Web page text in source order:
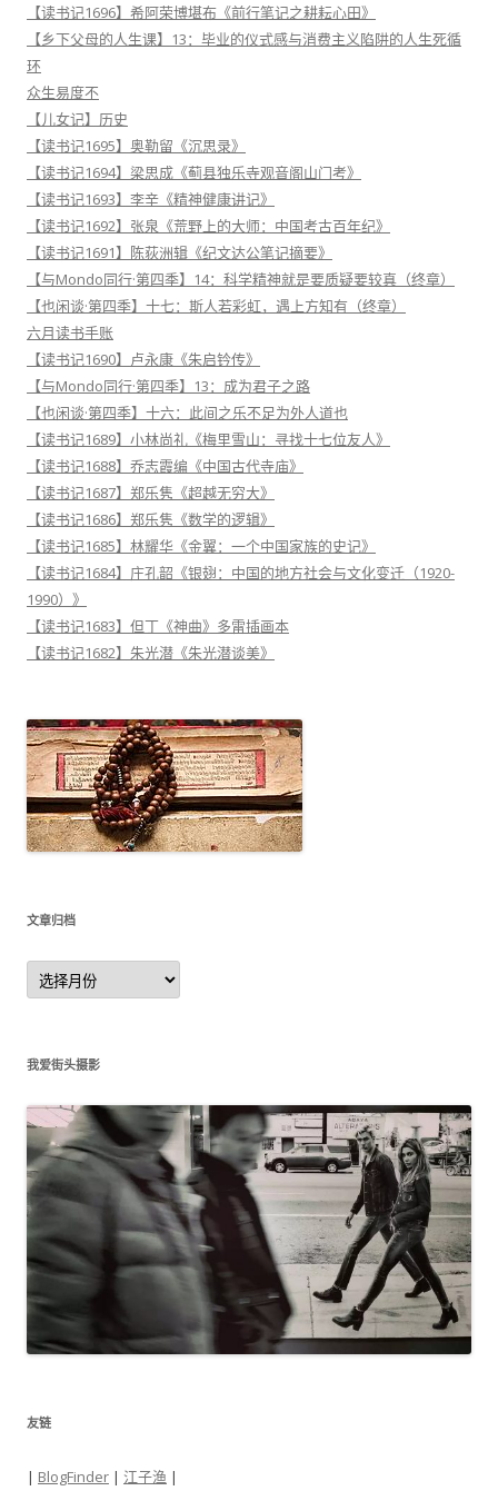
【读书记1696】希阿荣博堪布《前行笔记之耕耘心田》
【乡下父母的人生课】13：毕业的仪式感与消费主义陷阱的人生死循
环
众生易度不
【儿女记】历史
【读书记1695】奥勒留《沉思录》
【读书记1694】梁思成《蓟县独乐寺观音阁山门考》
【读书记1693】李辛《精神健康讲记》
【读书记1692】张泉《荒野上的大师：中国考古百年纪》
【读书记1691】陈荻洲辑《纪文达公笔记摘要》
【与Mondo同行·第四季】14：科学精神就是要质疑要较真（终章）
【也闲谈·第四季】十七：斯人若彩虹，遇上方知有（终章）
六月读书手账
【读书记1690】卢永康《朱启钤传》
【与Mondo同行·第四季】13：成为君子之路
【也闲谈·第四季】十六：此间之乐不足为外人道也
【读书记1689】小林尚礼《梅里雪山：寻找十七位友人》
【读书记1688】乔志霞编《中国古代寺庙》
【读书记1687】郑乐隽《超越无穷大》
【读书记1686】郑乐隽《数学的逻辑》
【读书记1685】林耀华《金翼：一个中国家族的史记》
【读书记1684】庄孔韶《银翅：中国的地方社会与文化变迁（1920-
1990）》
【读书记1683】但丁《神曲》多雷插画本
【读书记1682】朱光潜《朱光潜谈美》
文章归档
文
章
归
我爱街头摄影
友链
| BlogFinder | 江子渔 |